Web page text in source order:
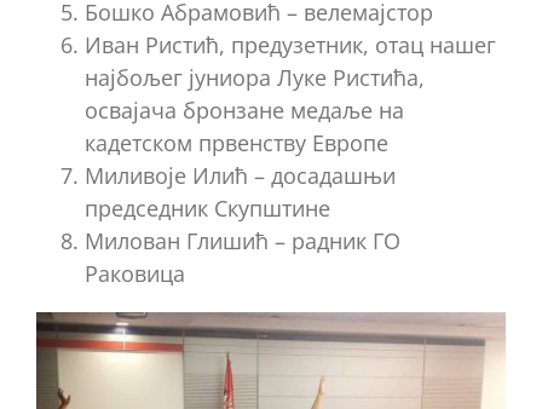
Бошко Абрамовић – велемајстор
Иван Ристић, предузетник, отац нашег
најбољег јуниора Луке Ристића,
освајача бронзане медаље на
кадетском првенству Европе
Миливоје Илић – досадашњи
председник Скупштине
Милован Глишић – радник ГО
Раковица